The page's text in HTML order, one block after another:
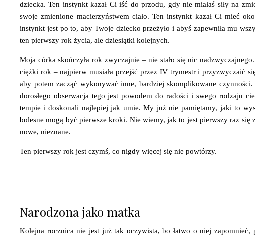
dziecka. Ten instynkt kazał Ci iść do przodu, gdy nie miałaś siły na
swoje zmienione macierzyństwem ciało. Ten instynkt kazał Ci mieć
instynkt jest po to, aby Twoje dziecko przeżyło i abyś zapewniła mu
ten pierwszy rok życia, ale dziesiątki kolejnych.
Moja córka skończyła rok zwyczajnie – nie stało się nic
ciężki rok – najpierw musiała przejść przez IV trymestr i przyzwyczaić
aby potem zacząć wykonywać inne, bardziej skomplikowane
dorosłego obserwacja tego jest powodem do radości i swego rodzaju
tempie i doskonali najlepiej jak umie. My już nie pamiętamy, jaki to
bolesne mogą być pierwsze kroki. Nie wiemy, jak to jest pierwszy raz się
nowe, nieznane.
Ten pierwszy rok jest czymś, co nigdy więcej się nie powtórzy.
Narodzona jako matka
Kolejna rocznica nie jest już tak oczywista, bo łatwo o niej